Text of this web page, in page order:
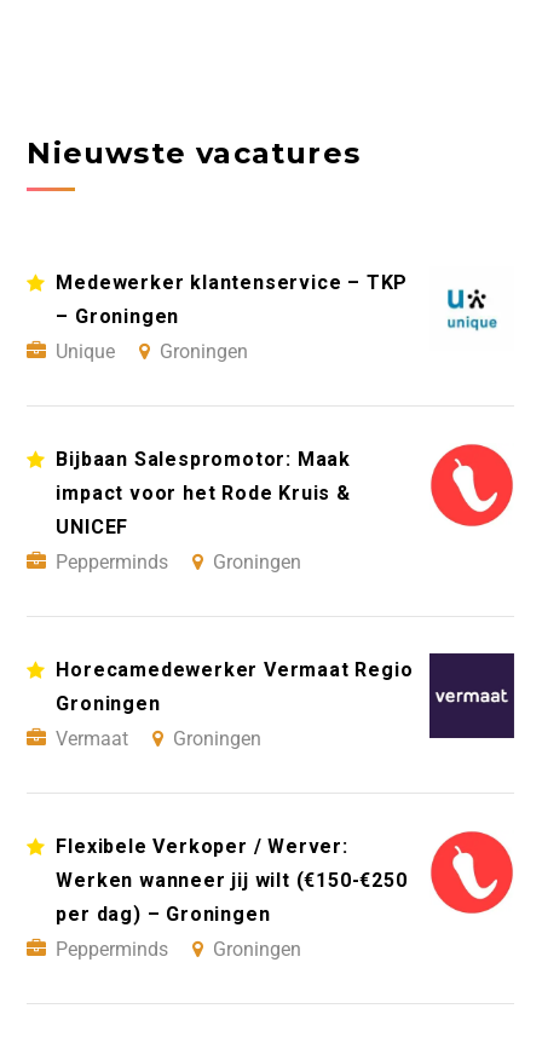
Nieuwste vacatures
Medewerker klantenservice – TKP
– Groningen
Unique
Groningen
Bijbaan Salespromotor: Maak
impact voor het Rode Kruis &
UNICEF
Pepperminds
Groningen
Horecamedewerker Vermaat Regio
Groningen
Vermaat
Groningen
Flexibele Verkoper / Werver:
Werken wanneer jij wilt (€150-€250
per dag) – Groningen
Pepperminds
Groningen